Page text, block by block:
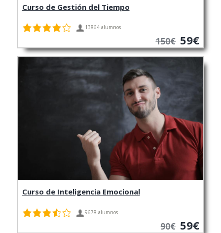
Curso de Gestión del Tiempo
13864 alumnos
150€ 59€
Curso de Inteligencia Emocional
9678 alumnos
90€ 59€